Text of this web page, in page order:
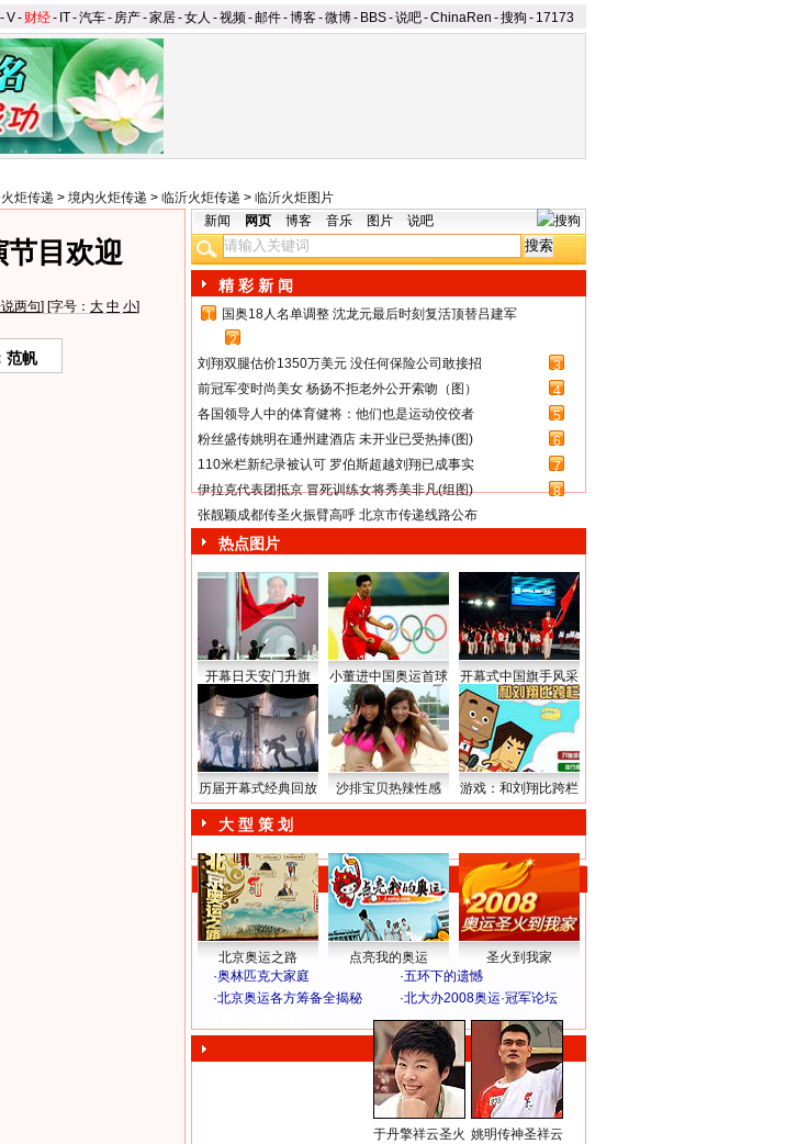
-V- 财经- IT-汽车- 房产-家居-女人 -视频-邮件-博客-微博- BBS-说吧-ChinaRen -搜狗 - 17173
炬传递 > 境内火炬传递 > 临沂火炬传递 > 临沂火炬图片
节目欢迎
两句] [字号： 大 中 小]
范帆
新闻 网页 博客 音乐 图片 说吧
精 彩 新 闻
1
国奥18人名单调整 沈龙元最后时刻复活顶替吕建军
2
刘翔双腿估价1350万美元 没任何保险公司敢接招
3
前冠军变时尚美女 杨扬不拒老外公开索吻（图）
4
各国领导人中的体育健将：他们也是运动佼佼者
5
粉丝盛传姚明在通州建酒店 未开业已受热捧(图)
6
110米栏新纪录被认可 罗伯斯超越刘翔已成事实
7
伊拉克代表团抵京 冒死训练女将秀美非凡(组图)
8
张靓颖成都传圣火振臂高呼 北京市传递线路公布
热点图片
开幕日天安门升旗 小董进中国奥运首球 开幕式中国旗手风采
历届开幕式经典回放 沙排宝贝热辣性感 游戏：和刘翔比跨栏
大 型 策 划
北京奥运之路 点亮我的奥运
圣火到我家
·奥林匹克大家庭 ·五环下的遗憾
·北京奥运各方筹备全揭秘 ·北大办2008奥运·冠军论坛
于丹擎祥云圣火 姚明传神圣祥云